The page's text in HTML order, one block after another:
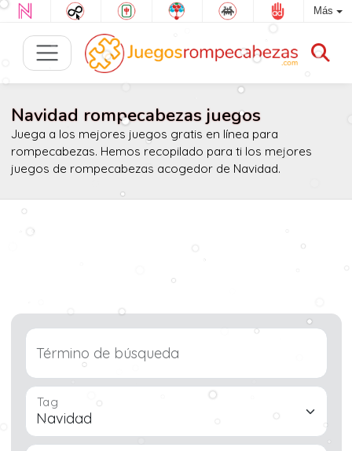
Más
Navidad rompecabezas juegos
Juega a los mejores juegos gratis en línea para
rompecabezas. Hemos recopilado para ti los mejores
juegos de rompecabezas acogedor de Navidad.
Término de búsqueda
Tag
Desarrollador